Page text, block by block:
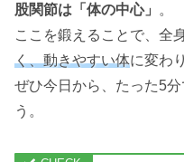
股関節は「体の中心」
。
ここを鍛えることで、全
く、動きやすい体に変わ
ぜひ今日から、たった5
う。